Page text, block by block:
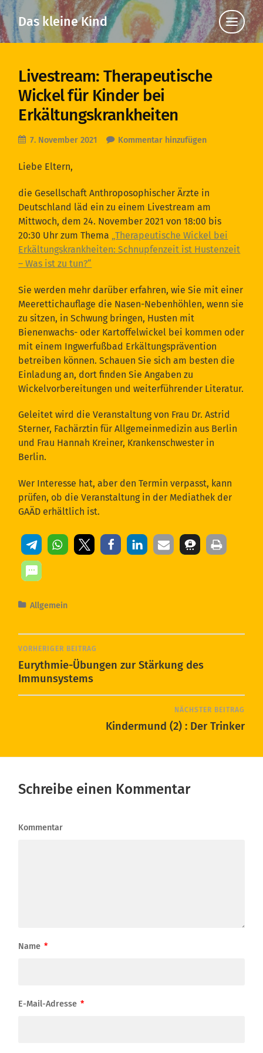
Das kleine Kind
Klicke
hier,
um
Livestream: Therapeutische
Wickel für Kinder bei
Erkältungskrankheiten
7. November 2021 Kommentar hinzufügen
Liebe Eltern,
die Gesellschaft Anthroposophischer Ärzte in
Deutschland läd ein zu einem Livestream am
Mittwoch, dem 24. November 2021 von 18:00 bis
20:30 Uhr zum Thema „Therapeutische Wickel bei
Erkältungskrankheiten: Schnupfenzeit ist Hustenzeit
– Was ist zu tun?“
Sie werden mehr darüber erfahren, wie Sie mit einer
Meerettichauflage die Nasen-Nebenhöhlen, wenn sie
zu sitzen, in Schwung bringen, Husten mit
Bienenwachs- oder Kartoffelwickel bei kommen oder
mit einem Ingwerfußbad Erkältungsprävention
betreiben können. Schauen Sie sich am besten die
Einladung an, dort finden Sie Angaben zu
Wickelvorbereitungen und weiterführender Literatur.
Geleitet wird die Veranstaltung von Frau Dr. Astrid
Sterner, Fachärztin für Allgemeinmedizin aus Berlin
und Frau Hannah Kreiner, Krankenschwester in
Berlin.
Wer Interesse hat, aber den Termin verpasst, kann
prüfen, ob die Veranstaltung in der Mediathek der
GAÄD erhältlich ist.
Allgemein
VORHERIGER BEITRAG
Eurythmie-Übungen zur Stärkung des
Immunsystems
NÄCHSTER BEITRAG
Kindermund (2) : Der Trinker
Schreibe einen Kommentar
Kommentar
Name *
E-Mail-Adresse *